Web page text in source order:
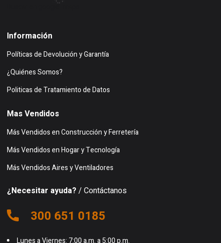
Información
Políticas de Devolución y Garantía
¿Quiénes Somos?
Politicas de Tratamiento de Datos
Mas Vendidos
Más Vendidos en Construcción y Ferretería
Más Vendidos en Hogar y Tecnología
Más Vendidos Aires y Ventiladores
¿Necesitar ayuda? / Contáctanos
300 651 0185
Lunes a Viernes: 7:00 a.m. a 5:00 p.m.